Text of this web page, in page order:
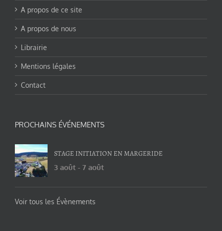
A propos de ce site
A propos de nous
Librairie
Mentions légales
Contact
PROCHAINS ÉVÉNEMENTS
STAGE INITIATION EN MARGERIDE
3 août - 7 août
Voir tous les Évènements